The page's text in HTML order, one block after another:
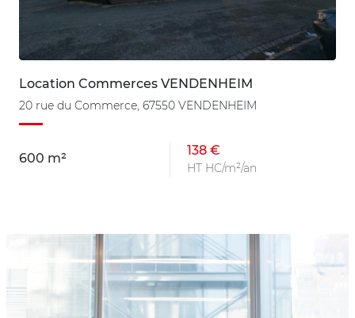
Location Commerces VENDENHEIM
20 rue du Commerce, 67550 VENDENHEIM
600 m²
138 €
HT HC/m²/an